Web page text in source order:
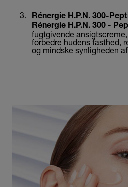
Rénergie H.P.N. 300-
Rénergie H.P.N. 300 -
fugtgivende
forbedre hudens fasthed,
og mindske synligheden